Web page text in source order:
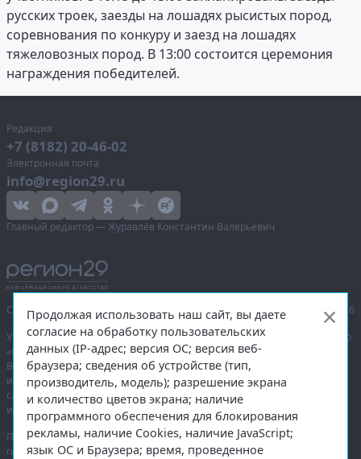
русских троек, заезды на лошадях рысистых пород,
соревнования по конкуру и заезд на лошадях
тяжеловозных пород. В 13:00 состоится церемония
награждения победителей.
Редакция
+7 (8182) 20-46-02
Электронная почта
info@region29.ru
Главный редактор — Журавлёв Константин Валерьевич
Сетевое издание «Информационное агентство Регион 29»,
© 2016–2026
Учредитель — общество с ограниченной ответственностью «Агентство
«Правда Севера».
Выписка из реестра зарегистрированных средств массовой
информации:ЭЛ № ФС 77-74226от 09.11.2018 выдано Федеральной
службой по надзору в сфере связи, информационных технологий
и массовых коммуникаций (Роскомнадзор).
При полном или частичном использовании любых материалов
гиперссылка на region29.ruобязательна. Копирование материалов без
Продолжая использовать наш сайт, вы даете
согласие на обработку пользовательских
данных (IP-адрес; версия ОС; версия веб-
браузера; сведения об устройстве (тип,
производитель, модель); разрешение экрана
и количество цветов экрана; наличие
программного обеспечения для блокирования
рекламы, наличие Cookies, наличие JavaScript;
язык ОС и Браузера; время, проведенное